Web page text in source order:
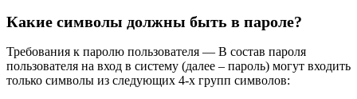
Какие символы должны быть в пароле?
Требования к паролю пользователя — В состав пароля
пользователя на вход в систему (далее – пароль) могут входить
только символы из следующих 4-х групп символов: